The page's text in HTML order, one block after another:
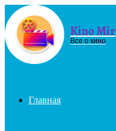
Menu Kino Mir
Все о кино
Главная